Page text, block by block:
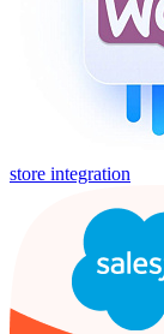
store integration